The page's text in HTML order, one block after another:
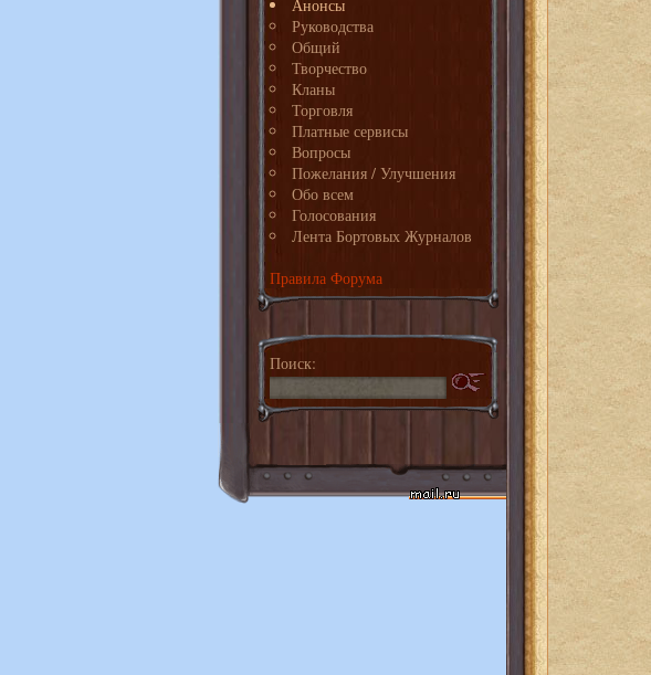
Анонсы
Руководства
Общий
Творчество
Кланы
Торговля
Платные сервисы
Вопросы
Пожелания / Улучшения
Обо всем
Голосования
Лента Бортовых Журналов
Правила Форума
Поиск: